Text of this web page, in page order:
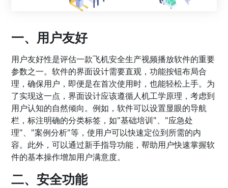
一、用户友好
用户友好性是评估一款飞机安全生产视频播放软件的重要
参数之一。软件的界面设计需要直观，功能按钮布局合
理，确保用户，即便是在首次使用时，也能轻松上手。为
了实现这一点，界面设计应该遵循人机工学原理，考虑到
用户认知的自然倾向。例如，软件可以设置显眼的导航
栏，标注明确的分类标签，如"基础培训"、"应急处
理"、"案例分析"等，使用户可以快速定位到所需的内
容。此外，可以通过新手指导功能，帮助用户快速掌握软
件的基本操作增加用户满意度。
二、安全功能